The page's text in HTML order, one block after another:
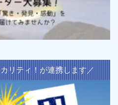
リティ！が連携します／